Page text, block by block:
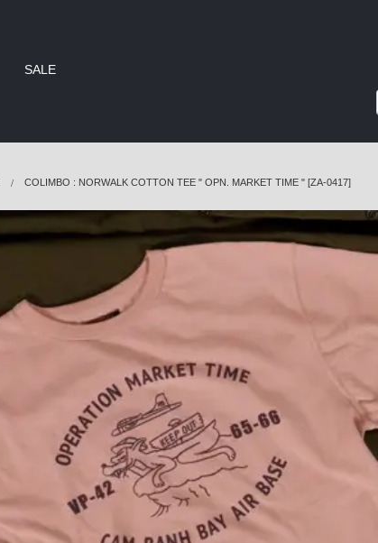
SALE
COLIMBO : NORWALK COTTON TEE " OPN. MARKET TIME " [ZA-0417]